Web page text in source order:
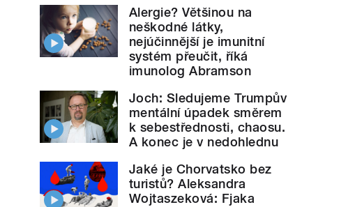
Alergie? Většinou na
neškodné látky,
nejúčinnější je imunitní
systém přeučit, říká
imunolog Abramson
Joch: Sledujeme Trumpův
mentální úpadek směrem
k sebestřednosti, chaosu.
A konec je v nedohlednu
Jaké je Chorvatsko bez
turistů? Aleksandra
Wojtaszeková: Fjaka